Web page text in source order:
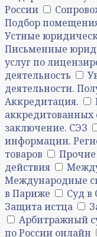
России
Подбор
Устные
Письменные
услуг по
деятельность
деятельности.
Аккредитация.
аккредитованных
заключение. СЭЗ
информации.
товаров
действия
Международные
в Париже
Суд в
Защита истца
Арбитражный
по России онлайн